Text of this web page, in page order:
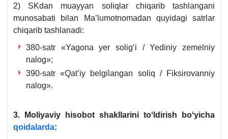
2) SKdan muayyan soliqlar chiqarib tashlangani
munosabati bilan Ma’lumotnomadan quyidagi satrlar
chiqarib tashlanadi:
380-satr «Yagona yer soligʻi / Yediniy zemelniy
nalog»;
390-satr «Qat’iy belgilangan soliq / Fiksirovanniy
nalog».
3. Moliyaviy hisobot shakllarini toʻldirish boʻyicha
qoidalarda: